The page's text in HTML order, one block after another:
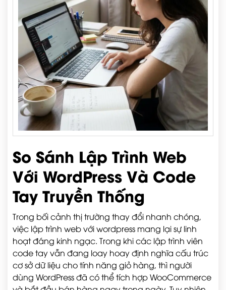
So Sánh Lập Trình Web
Với WordPress Và Code
Tay Truyền Thống
Trong bối cảnh thị trường thay đổi nhanh chóng,
việc lập trình web với wordpress mang lại sự linh
hoạt đáng kinh ngạc. Trong khi các lập trình viên
code tay vẫn đang loay hoay định nghĩa cấu trúc
cơ sở dữ liệu cho tính năng giỏ hàng, thì người
dùng WordPress đã có thể tích hợp WooCommerce